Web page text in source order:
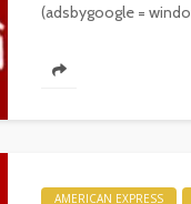
(adsbygoogle =
AMERICAN EXPRESS